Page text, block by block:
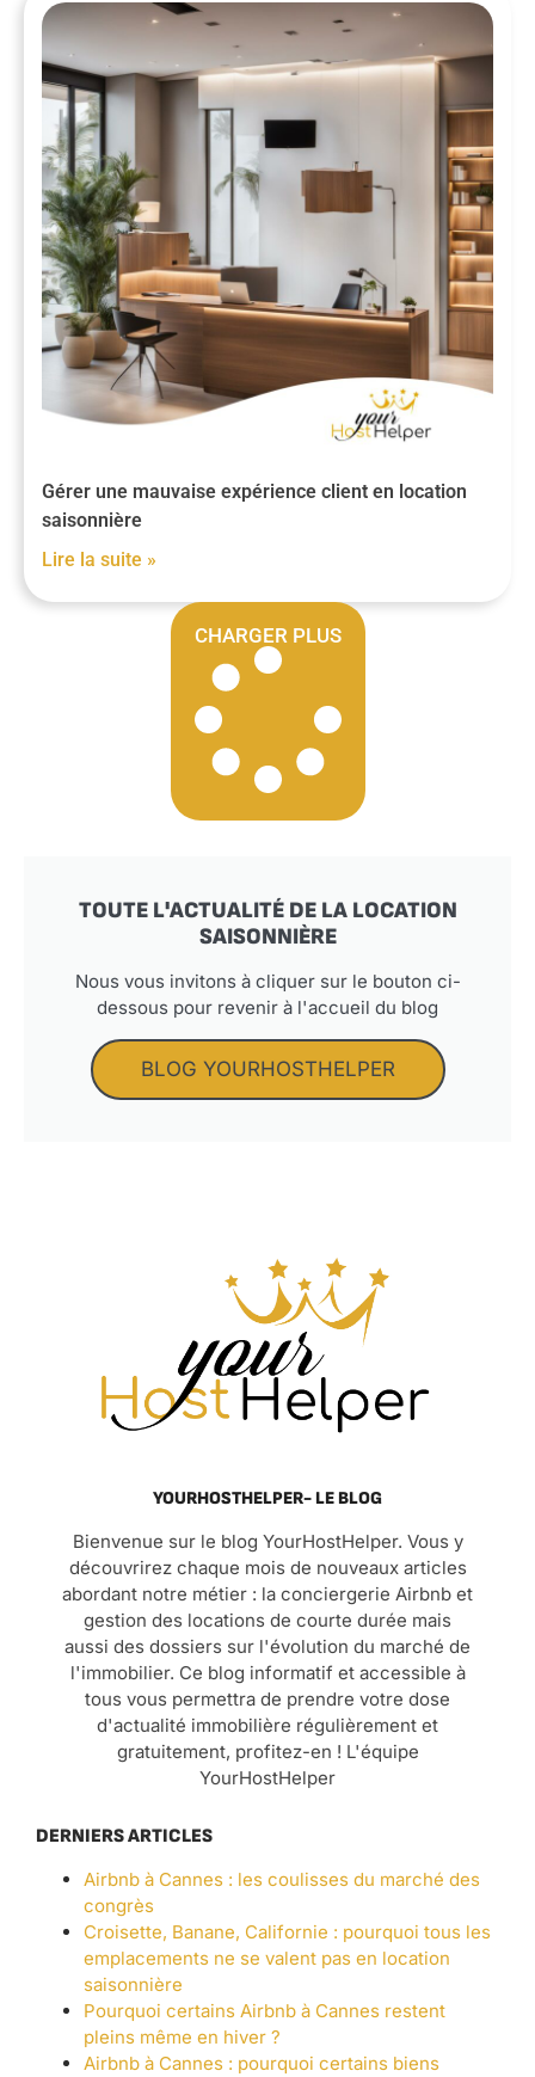
Gérer une mauvaise expérience client en location
saisonnière
Lire la suite »
CHARGER PLUS
TOUTE L'ACTUALITÉ DE LA LOCATION
SAISONNIÈRE
Nous vous invitons à cliquer sur le bouton ci-
dessous pour revenir à l'accueil du blog
BLOG YOURHOSTHELPER
YOURHOSTHELPER- LE BLOG
Bienvenue sur le blog YourHostHelper. Vous y
découvrirez chaque mois de nouveaux articles
abordant notre métier : la conciergerie Airbnb et
gestion des locations de courte durée mais
aussi des dossiers sur l'évolution du marché de
l'immobilier. Ce blog informatif et accessible à
tous vous permettra de prendre votre dose
d'actualité immobilière régulièrement et
gratuitement, profitez-en ! L'équipe
YourHostHelper
DERNIERS ARTICLES
Airbnb à Cannes : les coulisses du marché des
congrès
Croisette, Banane, Californie : pourquoi tous les
emplacements ne se valent pas en location
saisonnière
Pourquoi certains Airbnb à Cannes restent
pleins même en hiver ?
Airbnb à Cannes : pourquoi certains biens